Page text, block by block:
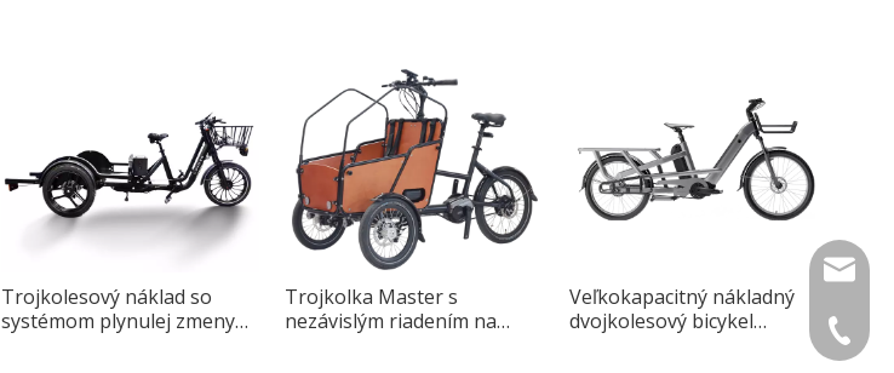
Trojkolesový náklad so
systémom plynulej zmeny
Trojkolka Master s
nezávislým riadením na
Veľkokapacitný nákladný
dvojkolesový bicykel
+49